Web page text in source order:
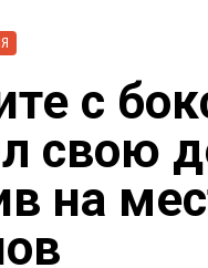
с
свою
на